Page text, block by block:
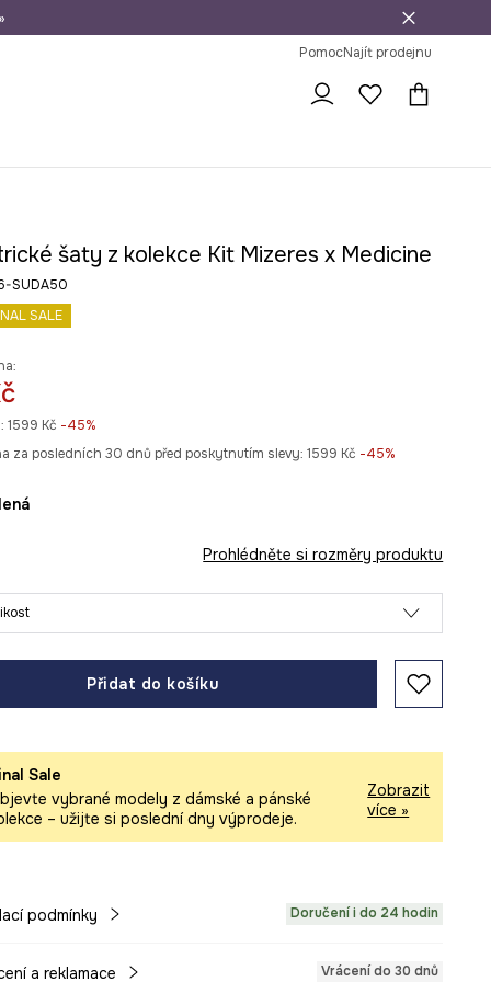
na vrácení zboží
PomocNajít prodejnu
šaty z kolekce Kit Mizeres x Medicine
SUDA50
SALE
1599 Kč -45%
za posledních 30 dnů před poskytnutím slevy: 1599 Kč -45%
Prohlédněte si rozměry produktu
Přidat do košíku
Sale
vybrané modely z dámské a pánské
– užijte si poslední dny výprodeje.
Zobrazit
více »
podmínky Doručení i do 24 hodin
a reklamace Vrácení do 30 dnů